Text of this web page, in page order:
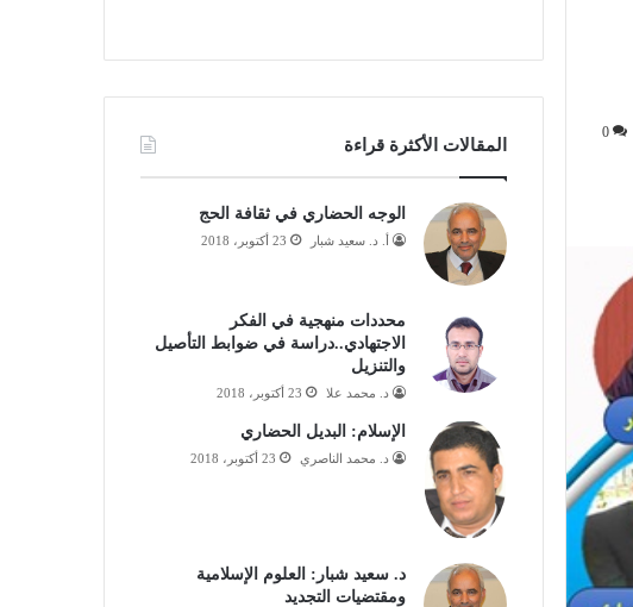
0
المقالات الأكثرة قراءة
الوجه الحضاري في ثقافة الحج
أ. د. سعيد شبار 23 أكتوبر، 2018
محددات منهجية في الفكر
الاجتهادي..دراسة في ضوابط التأصيل
والتنزيل
د. محمد علا 23 أكتوبر، 2018
الإسلام: البديل الحضاري
د. محمد الناصري 23 أكتوبر، 2018
د. سعيد شبار: العلوم الإسلامية
ومقتضيات التجديد